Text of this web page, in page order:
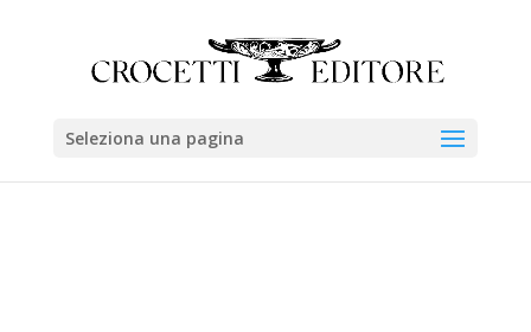
Seleziona una pagina